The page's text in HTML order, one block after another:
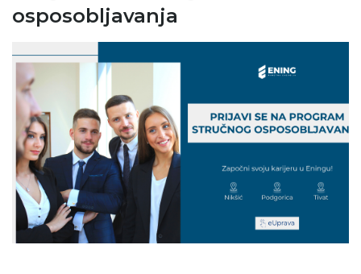
osposobljavanja